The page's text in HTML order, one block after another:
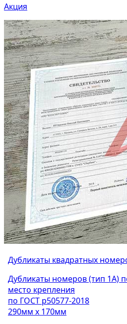
Акция
Дубликаты квадратных
Дубликаты номеров (тип 1А)
место крепления
по ГОСТ р50577-2018
290мм х 170мм